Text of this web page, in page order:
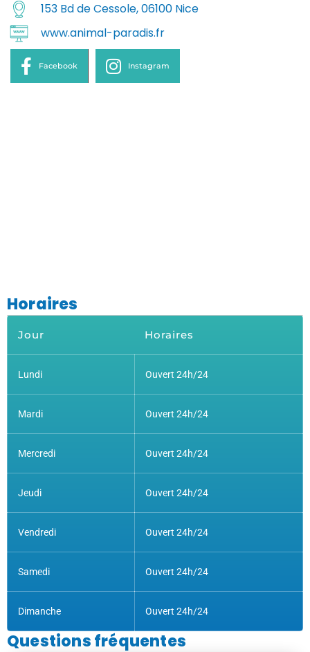
153 Bd de Cessole, 06100 Nice
www.animal-paradis.fr
Facebook Instagram
Horaires
Jour Horaires
Lundi Ouvert 24h/24
Mardi Ouvert 24h/24
Mercredi Ouvert 24h/24
Jeudi Ouvert 24h/24
Vendredi Ouvert 24h/24
Samedi Ouvert 24h/24
Dimanche Ouvert 24h/24
Questions fréquentes